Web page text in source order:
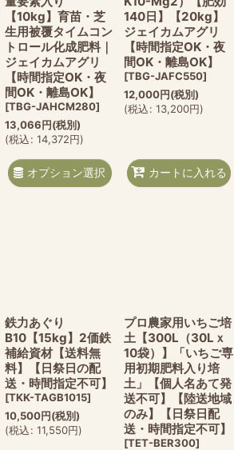
【10kg】育苗・芝
生用被覆タイムコン
トロール化成肥料｜
ジェイカムアグリ
【時間指定OK・夜
間OK・離島OK】
[TBG-JAHCM280]
13,066円(税別)
(税込: 14,372円)
オプション選択
140日】【20kg】
ジェイカムアグリ
【時間指定OK・夜
間OK・離島OK】
[TBG-JAFC550]
12,000円(税別)
(税込: 13,200円)
カートに入れる
鉄力あぐり
B10【15kg】2価鉄
補給資材【送料無
料】【日祭日の配
送・時間指定不可】
[TKK-TAGB1015]
10,500円(税別)
(税込: 11,550円)
プロ農家用いちご培
土【300L（30Lｘ
10袋）】「いちご専
用初期肥料入り培
土」【個人名あて発
送不可】【陸送地域
のみ】【日祭日配
送・時間指定不可】
[TET-BER300]